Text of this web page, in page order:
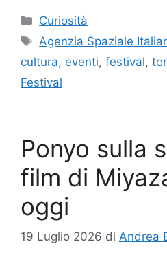
Categorie
Curiosità
Tag
Agenzia Spaziale
cultura, eventi, festival,
Festival
Ponyo sulla
film di
oggi
19 Luglio 2026 di Andrea